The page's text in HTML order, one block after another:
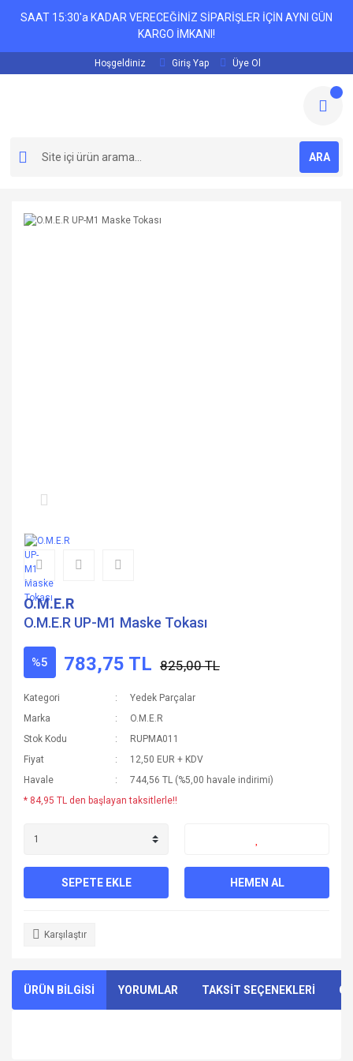
SAAT 15:30'a KADAR VERECEĞİNİZ SİPARİŞLER İÇİN AYNI GÜN
KARGO İMKANI!
Hoşgeldiniz Giriş Yap Üye Ol
ARA
O.M.E.R
O.M.E.R UP-M1 Maske Tokası
%5 783,75 TL 825,00 TL
Kategori
Yedek Parçalar
Marka
O.M.E.R
Stok Kodu
RUPMA011
Fiyat
12,50 EUR + KDV
Havale
744,56 TL (%5,00 havale indirimi)
* 84,95 TL den başlayan taksitlerle!!
SEPETE EKLE HEMEN AL
Karşılaştır
ÜRÜN BİLGİSİ YORUMLAR TAKSİT SEÇENEKLERİ